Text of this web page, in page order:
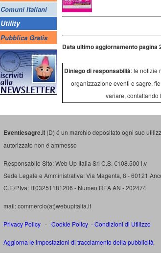
Comuni Italiani
Utility
Pubblica Gratis
Data ultimo aggiornamento pagina
Diniego di responsabilià: le notizie
organizzazione eventi e sagre,
variare,
Eventiesagre.it (D) é un marchio depositato ogni suo
autorizzato non é ammesso
Responsabile Sito: Web Up Italia Srl C.S. €108.500 i.v
Sede Legale e Amministrativa: Via Magenta, 8 - 60121
C.F./P.Iva: IT03251181206 - Numeo REA AN - 202474
mail: commercio(at)webupitalia.it
Privacy Policy - Cookie Policy -Condizioni di Utilizzo
Aggiorna le impostazioni di tracciamento della pubblicità